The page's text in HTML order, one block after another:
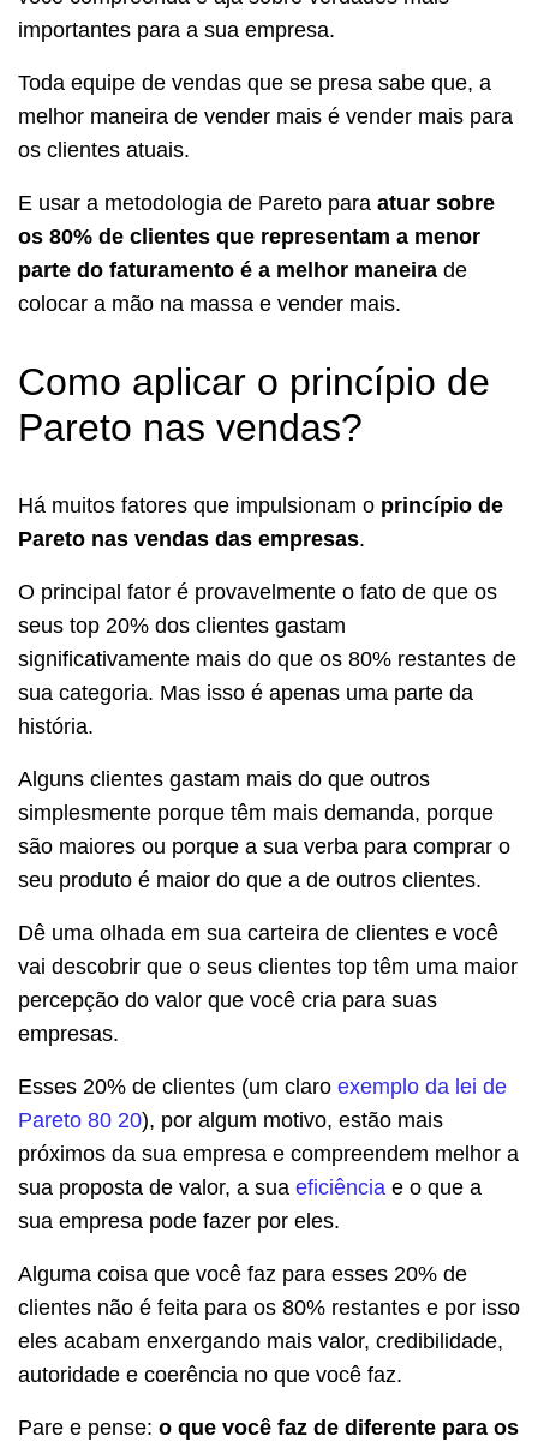
importantes para a sua empresa.
Toda equipe de vendas que se presa sabe que, a
melhor maneira de vender mais é vender mais para
os clientes atuais.
E usar a metodologia de Pareto para atuar sobre
os 80% de clientes que representam a menor
parte do faturamento é a melhor maneira de
colocar a mão na massa e vender mais.
Como aplicar o princípio de
Pareto nas vendas?
Há muitos fatores que impulsionam o princípio de
Pareto nas vendas das empresas.
O principal fator é provavelmente o fato de que os
seus top 20% dos clientes gastam
significativamente mais do que os 80% restantes de
sua categoria. Mas isso é apenas uma parte da
história.
Alguns clientes gastam mais do que outros
simplesmente porque têm mais demanda, porque
são maiores ou porque a sua verba para comprar o
seu produto é maior do que a de outros clientes.
Dê uma olhada em sua carteira de clientes e você
vai descobrir que o seus clientes top têm uma maior
percepção do valor que você cria para suas
empresas.
Esses 20% de clientes (um claro exemplo da lei de
Pareto 80 20), por algum motivo, estão mais
próximos da sua empresa e compreendem melhor a
sua proposta de valor, a sua eficiência e o que a
sua empresa pode fazer por eles.
Alguma coisa que você faz para esses 20% de
clientes não é feita para os 80% restantes e por isso
eles acabam enxergando mais valor, credibilidade,
autoridade e coerência no que você faz.
Pare e pense: o que você faz de diferente para os